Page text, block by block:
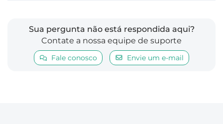
Sua pergunta não está respondida aqui?
Contate a nossa equipe de suporte
Fale conosco Envie um e-mail